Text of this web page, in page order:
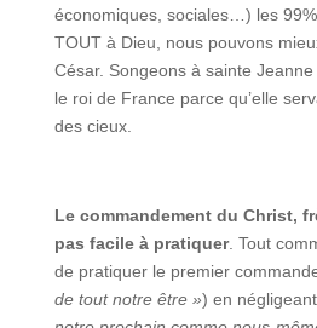
économiques, sociales…) les
TOUT à Dieu, nous pouvons
César. Songeons à sainte Jeanne
le roi de France parce qu’elle
des cieux.
Le commandement du Christ,
pas facile à pratiquer. Tout
de pratiquer le premier
de tout notre être ») en